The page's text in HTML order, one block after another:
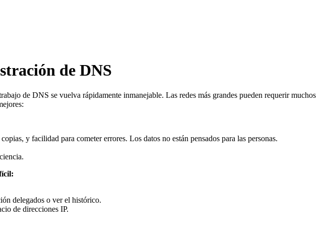
de DNS
de DNS se vuelva rápidamente inmanejable. Las redes más grandes pueden requerir muchos
y facilidad para cometer errores. Los datos no están pensados para las personas.
delegados o ver el histórico.
de direcciones IP.